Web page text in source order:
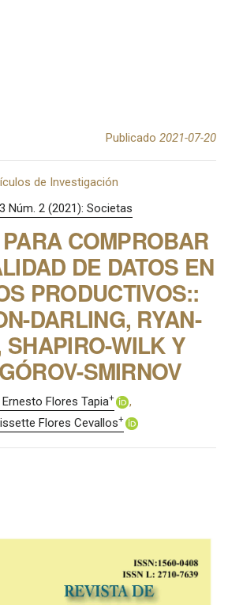
Publicado 2021-07-20
de Investigación
Núm. 2 (2021): Societas
COMPROBAR
DE DATOS EN
PRODUCTIVOS::
DARLING, RYAN-
SHAPIRO-WILK Y
SMIRNOV
Flores Tapia+
Flores Cevallos+
portada